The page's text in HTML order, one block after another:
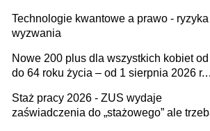
Technologie kwantowe a prawo - ryzyka
wyzwania
Nowe 200 plus dla wszystkich kobiet
do 64 roku życia – od 1 sierpnia 2026 r.
programu rządowego
Staż pracy 2026 - ZUS wydaje
zaświadczenia do „stażowego” ale